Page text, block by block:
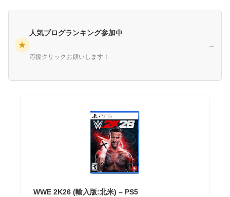
★
人気ブログランキング参加中
応援クリックお願いします！
→
WWE 2K26 (輸入版:北米) – PS5